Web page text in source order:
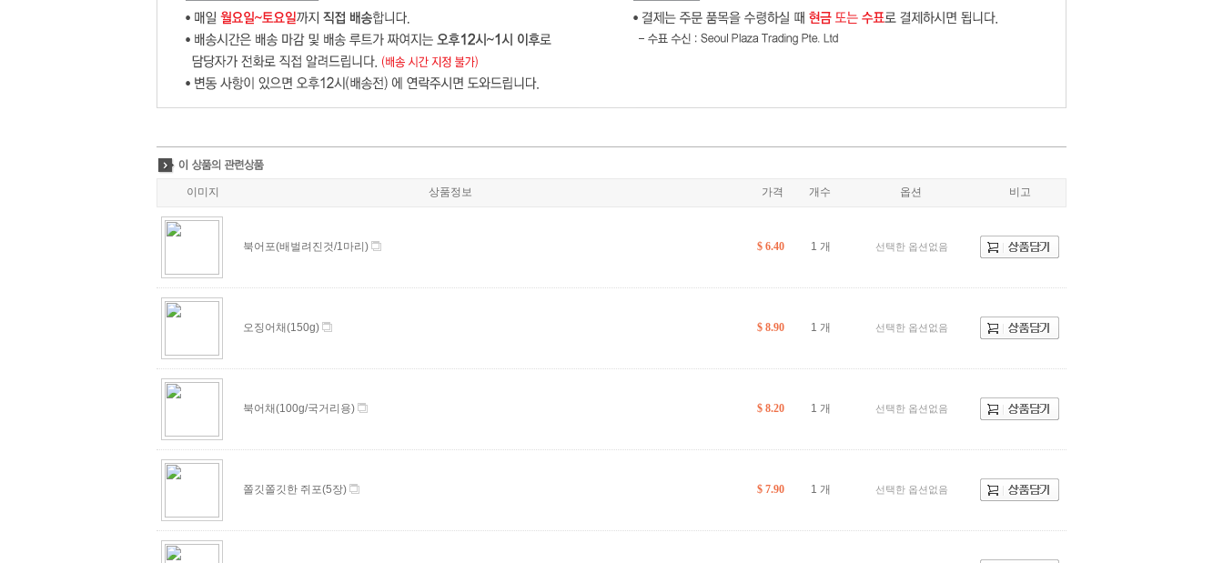
이미지 상품정보 가격 개수 옵션 비고
북어포(배벌려진것/1마리) $ 6.40 1 개 선택한 옵션없음
오징어채(150g) $ 8.90 1 개 선택한 옵션없음
북어채(100g/국거리용) $ 8.20 1 개 선택한 옵션없음
쫄깃쫄깃한 쥐포(5장) $ 7.90 1 개 선택한 옵션없음